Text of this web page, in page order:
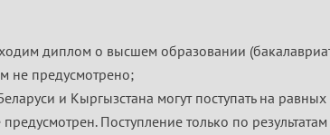
диплом о высшем образовании
не предусмотрено;
и Кыргызстана могут поступать на
Поступление только по